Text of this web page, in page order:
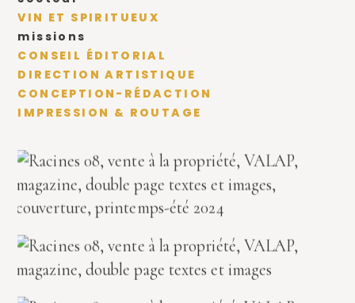
VIN ET SPIRITUEUX
missions
CONSEIL ÉDITORIAL
DIRECTION ARTISTIQUE
CONCEPTION-RÉDACTION
IMPRESSION & ROUTAGE